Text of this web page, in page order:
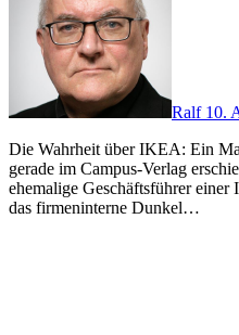
Ralf 10.
Die Wahrheit über IKEA: Ein Manager packt aus. So der Titel eines
gerade im Campus-Verlag
ehemalige Geschäftsführer
das firmeninterne Dunkel…